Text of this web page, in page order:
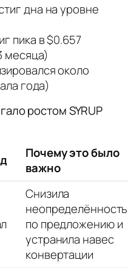
дна на уровне
пика в $0.657
месяца)
около
года)
ростом SYRUP
Почему это было
важно
Снизила
неопределённость
по предложению и
устранила навес
конвертации